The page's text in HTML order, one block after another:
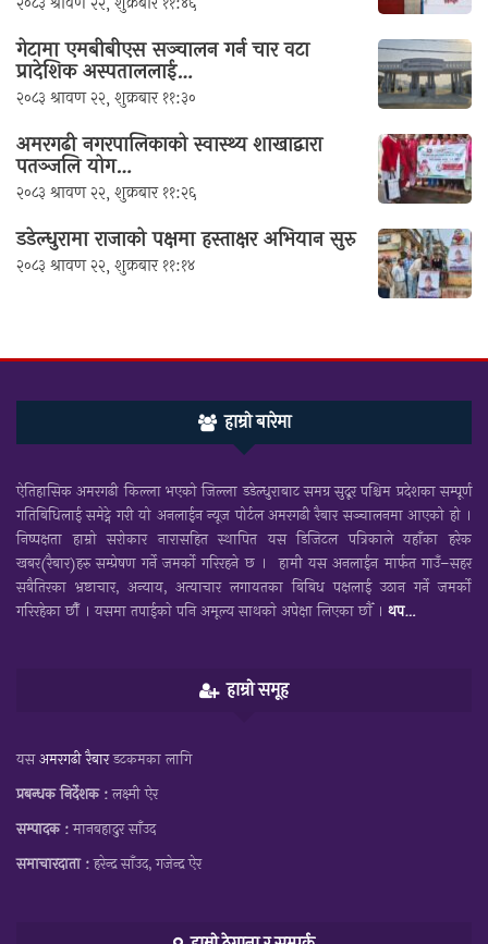
गेटामा एमबीबीएस सञ्चालन गर्न चार वटा
प्रादेशिक अस्पताललाई…
२०८३ श्रावण २२, शुक्रबार ११:३०
अमरगढी नगरपालिकाको स्वास्थ्य शाखाद्वारा
पतञ्जलि योग…
२०८३ श्रावण २२, शुक्रबार ११:२६
डडेल्धुरामा राजाको पक्षमा हस्ताक्षर अभियान सुरु
२०८३ श्रावण २२, शुक्रबार ११:१४
हाम्रो बारेमा
ऐतिहासिक अमरगढी किल्ला भएको जिल्ला डडेल्धुराबाट समग्र सुदूर पश्चिम प्रदेशका सम्पूर्ण
गतिबिधिलाई समेट्ने गरी यो अनलाईन न्यूज पोर्टल अमरगढी रैबार सञ्चालनमा आएको हो ।
निष्पक्षता हाम्रो सरोकार नारासहित स्थापित यस डिजिटल पत्रिकाले यहाँका हरेक
खबर(रैबार)हरु सम्प्रेषण गर्ने जमर्को गरिरहने छ । हामी यस अनलाईन मार्फत गाउँ–सहर
सबैतिरका भ्रष्टाचार, अन्याय, अत्याचार लगायतका बिबिध पक्षलाई उठान गर्ने जमर्को
गरिरहेका छौँ । यसमा तपाईकाे पनि अमूल्य साथकाे अपेक्षा लिएका छाैँ । थप…
हाम्रो समूह
यसअमरगढी रैबारडटकमका लागि
प्रबन्धक निर्देशक :लक्ष्मी ऐर
सम्पादक :मानबहादुर साँउद
समाचारदाता :हरेन्द्र साँउद, गजेन्द्र ऐर